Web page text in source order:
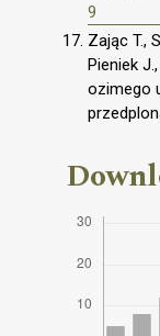
9
Zając T.,
Pieniek
ozimego